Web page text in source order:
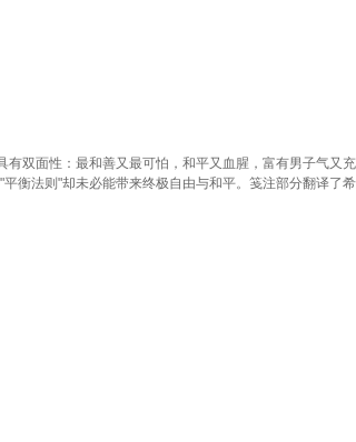
双面性：最和善又最可怕，和平又血腥，富有男子气
法则"却未必能带来终极自由与和平。笺注部分翻译了